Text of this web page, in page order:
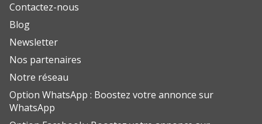
Contactez-nous
Blog
Newsletter
Nos partenaires
Notre réseau
Option WhatsApp : Boostez votre annonce sur
WhatsApp